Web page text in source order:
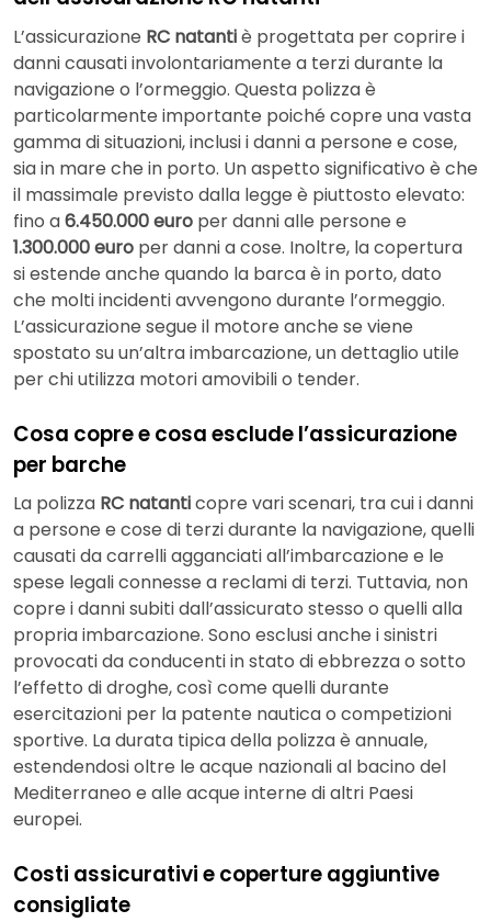
L’assicurazione RC natantiè progettata per coprire i
danni causati involontariamente a terzi durante la
navigazione o l’ormeggio. Questa polizza è
particolarmente importante poiché copre una vasta
gamma di situazioni, inclusi i danni a persone e cose,
sia in mare che in porto. Un aspetto significativo è che
il massimale previsto dalla legge è piuttosto elevato:
fino a6.450.000 euro per danni alle persone e
1.300.000 euro per danni a cose. Inoltre, la copertura
si estende anche quando la barca è in porto, dato
che molti incidenti avvengono durante l’ormeggio.
L’assicurazione segue il motore anche se viene
spostato su un’altra imbarcazione, un dettaglio utile
per chi utilizza motori amovibili o tender.
Cosa copre e cosa esclude l’assicurazione
per barche
La polizza RC natanticopre vari scenari, tra cui i danni
a persone e cose di terzi durante la navigazione, quelli
causati da carrelli agganciati all’imbarcazione e le
spese legali connesse a reclami di terzi. Tuttavia, non
copre i danni subiti dall’assicurato stesso o quelli alla
propria imbarcazione. Sono esclusi anche i sinistri
provocati da conducenti in stato di ebbrezza o sotto
l’effetto di droghe, così come quelli durante
esercitazioni per la patente nautica o competizioni
sportive. La durata tipica della polizza è annuale,
estendendosi oltre le acque nazionali al bacino del
Mediterraneo e alle acque interne di altri Paesi
europei.
Costi assicurativi e coperture aggiuntive
consigliate